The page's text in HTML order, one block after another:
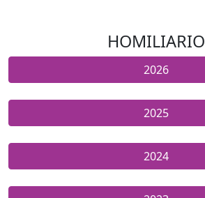
HOMILIARIO
2026
2025
2024